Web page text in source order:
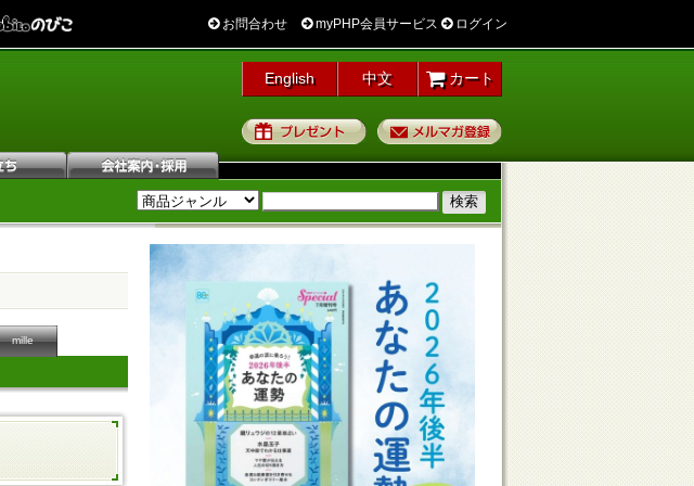
お問合わせ myPHP会員サービス ログイン
English 中文 カート
プレゼント
mille